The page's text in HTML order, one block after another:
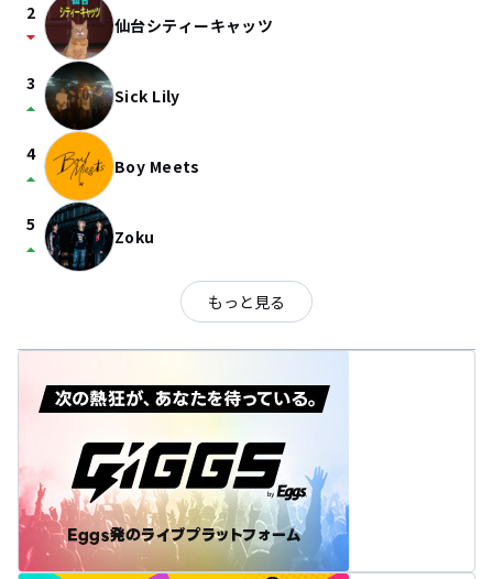
2
arrow_drop_down 仙台シティーキャッツ
3
arrow_drop_up Sick Lily
4
arrow_drop_up Boy Meets
5
arrow_drop_up Zoku
もっと見る